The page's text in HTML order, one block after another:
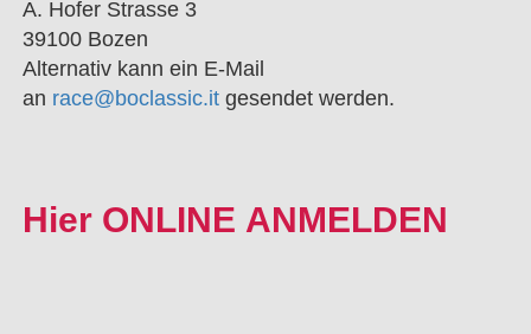
A. Hofer Strasse 3
39100 Bozen
Alternativ kann ein E-Mail
an race@boclassic.it gesendet werden.
Hier ONLINE ANMELDEN